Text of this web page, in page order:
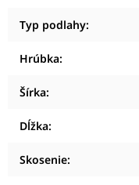
Typ podlahy:
Hrúbka:
Šírka:
Dĺžka:
Skosenie: